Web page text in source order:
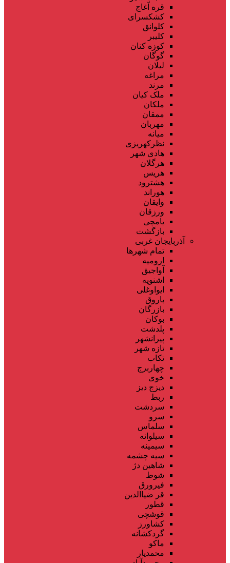
قره آغاج
کشکسرای
کلوانق
کلیبر
کوزه کنان
گوگان
لیلان
مراغه
مرند
ملک کیان
ملکان
ممقان
مهربان
میانه
نظرکهریزی
هادی شهر
هرگلان
هریس
هشترود
هوراند
وایقان
ورزقان
یامچی
بازگشت
آذربایجان غربی
تمام شهر‌ها
ارومیه
آواجیق
اشنویه
ایواوغلی
باروق
بازرگان
بوکان
پلدشت
پیرانشهر
تازه شهر
تکاب
چهاربرج
خوی
دیزج دیز
ربط
سردشت
سرو
سلماس
سیلوانه
سیمینه
سیه چشمه
شاهین دژ
شوط
فیرورق
قر ضیاالدین
قطور
قوشچی
کشاورز
گردکشانه
ماکو
محمدیار